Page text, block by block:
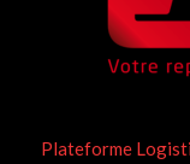
Plateforme